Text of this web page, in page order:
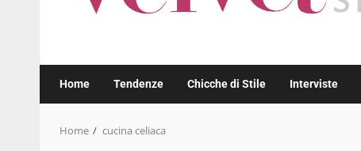
Home Tendenze Chicche di Stile Interviste
Home cucina celiaca